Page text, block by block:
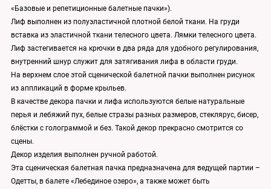
«Базовые и репетиционные балетные пачки»).
Лиф выполнен из полуэластичной плотной белой ткани. На груди
вставка из эластичной ткани телесного цвета. Лямки телесного цвета.
Лиф застегивается на крючки в два ряда для удобного регулирования,
внутренний шнур служит для затягивания лифа в области груди.
На верхнем слое этой сценической балетной пачки выполнен рисунок
из аппликаций в форме крыльев.
В качестве декора пачки и лифа используются белые натуральные
перья и лебяжий пух, белые стразы разных размеров, стеклярус, бисер,
блёстки с голограммой и без. Такой декор прекрасно смотрится со
сцены.
Декор изделия выполнен ручной работой.
Эта сценическая балетная пачка предназначена для ведущей партии –
Одетты, в балете «Лебединое озеро», а также может быть